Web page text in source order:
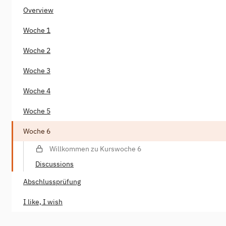
Overview
Woche 1
Woche 2
Woche 3
Woche 4
Woche 5
Woche 6
Willkommen zu Kurswoche 6
Discussions
Abschlussprüfung
I like, I wish